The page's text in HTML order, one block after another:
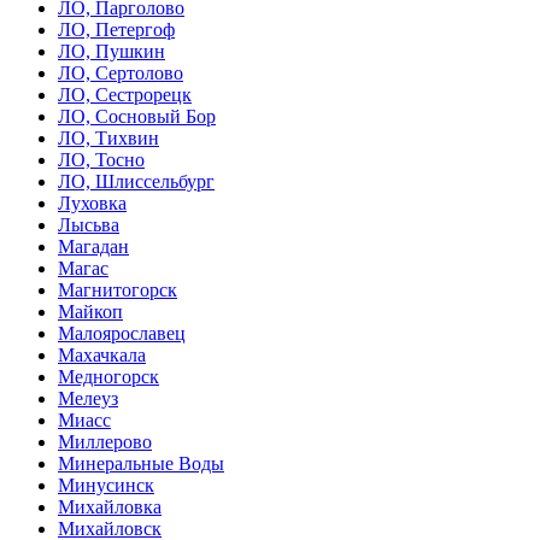
ЛО, Парголово
ЛО, Петергоф
ЛО, Пушкин
ЛО, Сертолово
ЛО, Сестрорецк
ЛО, Сосновый Бор
ЛО, Тихвин
ЛО, Тосно
ЛО, Шлиссельбург
Луховка
Лысьва
Магадан
Магас
Магнитогорск
Майкоп
Малоярославец
Махачкала
Медногорск
Мелеуз
Миасс
Миллерово
Минеральные Воды
Минусинск
Михайловка
Михайловск